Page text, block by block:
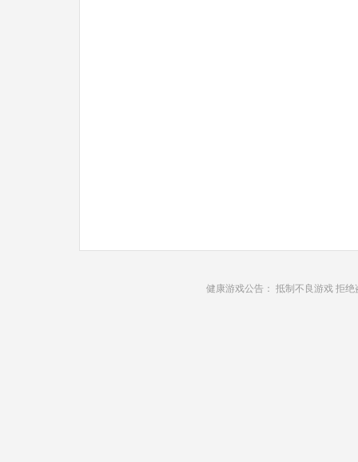
健康游戏公告： 抵制不良游戏 拒